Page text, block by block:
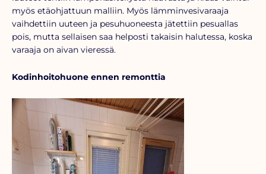
myös etäohjattuun malliin. Myös lämminvesivaraaja
vaihdettiin uuteen ja pesuhuoneesta jätettiin pesuallas
pois, mutta sellaisen saa helposti takaisin halutessa, koska
varaaja on aivan vieressä.
Kodinhoitohuone ennen remonttia